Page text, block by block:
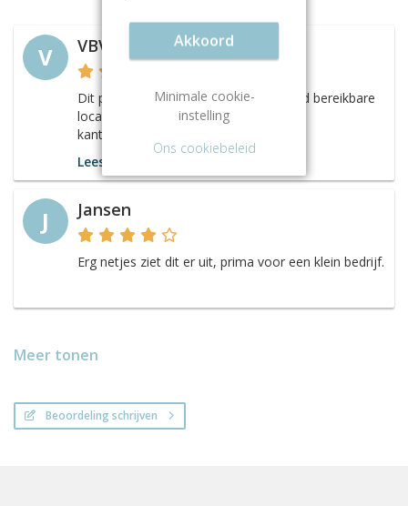
V VBVB ICT
Dit pand bevindt zich op een uitstekend bereikbare
locatie en biedt mooie ruime en lichte
kantoorruimtes.
Lees meer
J Jansen
Erg netjes ziet dit er uit, prima voor een klein bedrijf.
Meer tonen
Beoordeling schrijven
Akkoord
Minimale cookie-
instelling
Ons cookiebeleid